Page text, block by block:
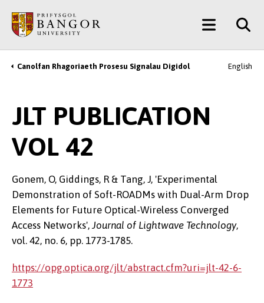
Prif
Gynnwys
Main
Menu
Breadcrumb
Canolfan Rhagoriaeth Prosesu Signalau Digidol English
JLT PUBLICATION
VOL 42
Gonem, O, Giddings, R & Tang, J, 'Experimental
Demonstration of Soft-ROADMs with Dual-Arm Drop
Elements for Future Optical-Wireless Converged
Access Networks', Journal of Lightwave Technology,
vol. 42, no. 6, pp. 1773-1785.
https://opg.optica.org/jlt/abstract.cfm?uri=jlt-42-6-
1773